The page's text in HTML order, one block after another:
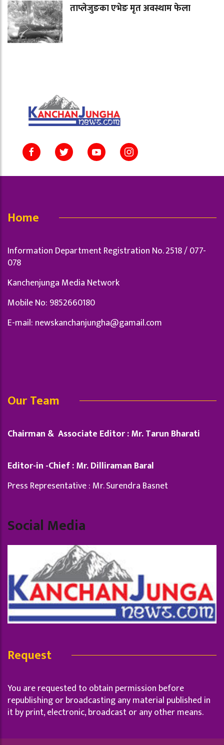
ताप्लेजुङका एभेङ मृत अवस्थाम फेला
Home
Information Department Registration No. 2518 / 077-
078
Kanchenjunga Media Network
Mobile No: 9852660180
E-mail: newskanchanjungha@gamail.com
Our Team
Chairman & Associate Editor : Mr. Tarun Bharati
Editor-in -Chief : Mr. Dilliraman Baral
Press Representative : Mr. Surendra Basnet
Social Media
Request
You are requested to obtain permission before
republishing or broadcasting any material published in
it by print, electronic, broadcast or any other means.